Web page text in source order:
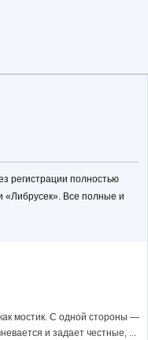
регистрации полностью
«Либрусек». Все полные и
мостик. С одной стороны —
и задает честные, ...